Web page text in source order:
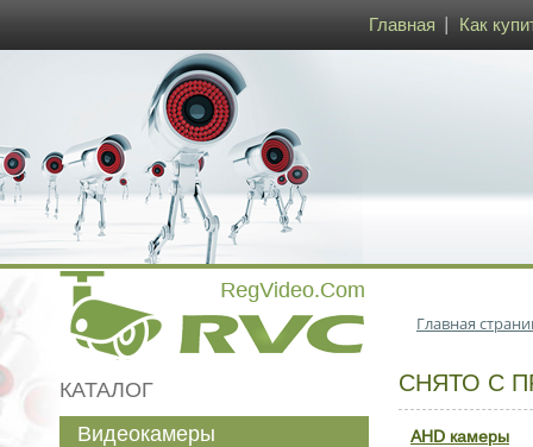
Главная Как
Главная
СНЯТО С
AHD камеры
КАТАЛОГ
Видеокамеры